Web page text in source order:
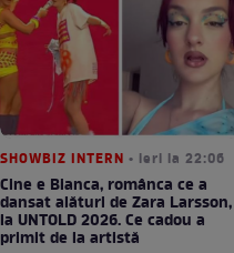
SHOWBIZ INTERN • ieri la 22:06
Cine e Bianca, românca ce a
dansat alături de Zara Larsson,
la UNTOLD 2026. Ce cadou a
primit de la artistă